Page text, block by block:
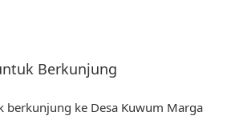
Berkunjung
berkunjung ke Desa Kuwum Marga